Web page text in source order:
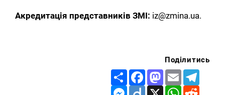
Акредитація представників ЗМІ: iz@zmina.ua.
Поділитись
Share FacebookMastodon
Email
Messenger
Diigo X WhatsApp